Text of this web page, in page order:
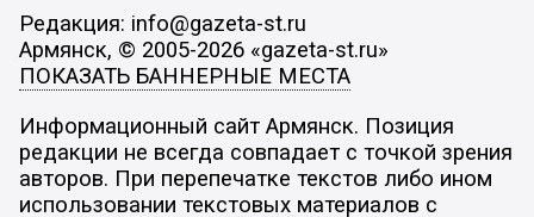
Редакция: info@gazeta-st.ru
Армянск, © 2005-2026 «gazeta-st.ru»
ПОКАЗАТЬ БАННЕРНЫЕ МЕСТА
Информационный сайт Армянск. Позиция
редакции не всегда совпадает с точкой зрения
авторов. При перепечатке текстов либо ином
использовании текстовых материалов с